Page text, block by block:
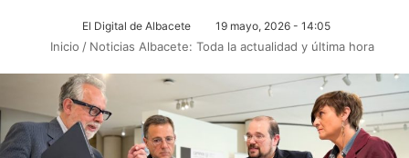
El Digital de Albacete 19 mayo, 2026 - 14:05
Inicio / Noticias Albacete: Toda la actualidad y última hora